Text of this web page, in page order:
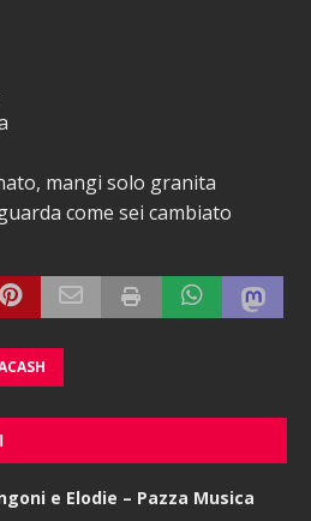
mangi solo granita
come sei cambiato
e Elodie – Pazza Musica